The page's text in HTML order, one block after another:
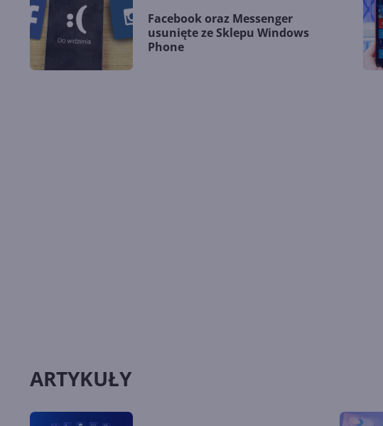
Facebook oraz Messenger
usunięte ze Sklepu Windows
Phone
ARTYKUŁY